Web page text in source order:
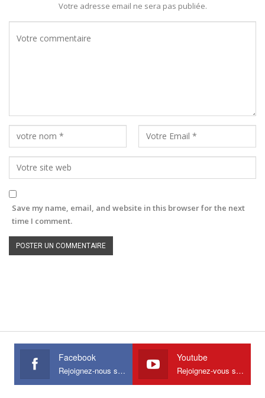
Votre adresse email ne sera pas publiée.
Save my name, email, and website in this browser for the next
time I comment.
Facebook
Rejoignez-nous sur Facebook
Youtube
Rejoignez-vous sur Youtube